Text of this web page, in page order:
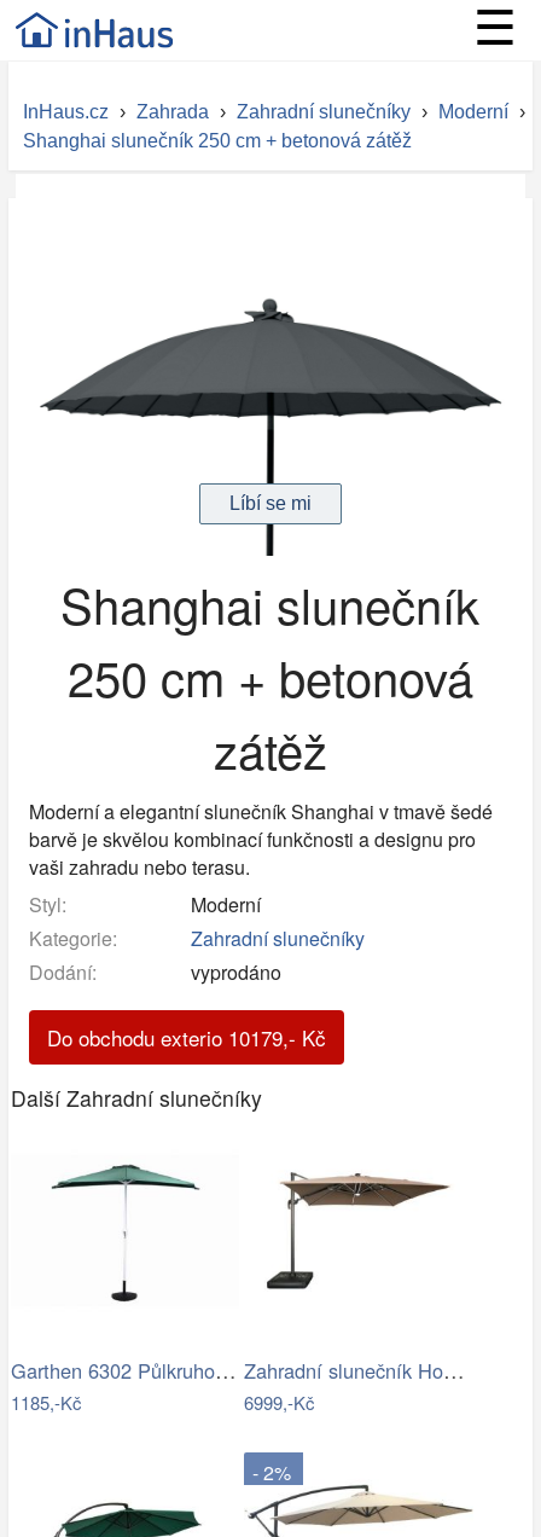
☰
InHaus.cz › Zahrada › Zahradní slunečníky › Moderní ›
Shanghai slunečník 250 cm + betonová zátěž
Shanghai slunečník
250 cm + betonová
zátěž
Moderní a elegantní slunečník Shanghai v tmavě šedé
barvě je skvělou kombinací funkčnosti a designu pro
vaši zahradu nebo terasu.
Styl:
Moderní
Kategorie:
Zahradní slunečníky
Dodání:
vyprodáno
Do obchodu exterio 10179,- Kč
Další Zahradní slunečníky
Garthen 6302 Půlkruhový zahradní…
1185,-Kč
Zahradní slunečník Houseland Vexon s…
6999,-Kč
- 2%